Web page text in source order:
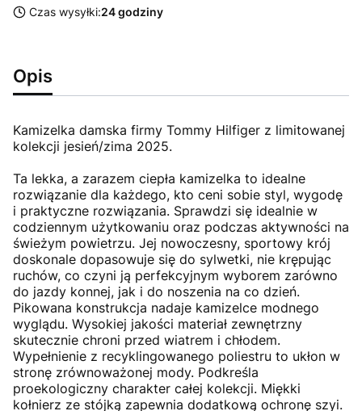
Czas wysyłki:24 godziny
Opis
Kamizelka damska firmy Tommy Hilfiger z limitowanej
kolekcji jesień/zima 2025.
Ta lekka, a zarazem ciepła kamizelka to idealne
rozwiązanie dla każdego, kto ceni sobie styl, wygodę
i praktyczne rozwiązania. Sprawdzi się idealnie w
codziennym użytkowaniu oraz podczas aktywności na
świeżym powietrzu. Jej nowoczesny, sportowy krój
doskonale dopasowuje się do sylwetki, nie krępując
ruchów, co czyni ją perfekcyjnym wyborem zarówno
do jazdy konnej, jak i do noszenia na co dzień.
Pikowana konstrukcja nadaje kamizelce modnego
wyglądu. Wysokiej jakości materiał zewnętrzny
skutecznie chroni przed wiatrem i chłodem.
Wypełnienie z recyklingowanego poliestru to ukłon w
stronę zrównoważonej mody. Podkreśla
proekologiczny charakter całej kolekcji. Miękki
kołnierz ze stójką zapewnia dodatkową ochronę szyi.